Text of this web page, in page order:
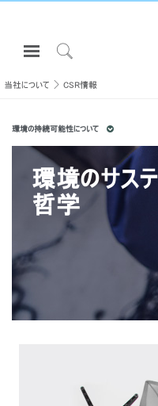
Open
Menu to
サインインまたは登録
プロダクト
エルゴノミクス
リソース
当社について
お問い合わせ先
OpensOpensOpensOpensOpens
当社について CSR情報
環境の持続可能性について
環境のサステ
哲学